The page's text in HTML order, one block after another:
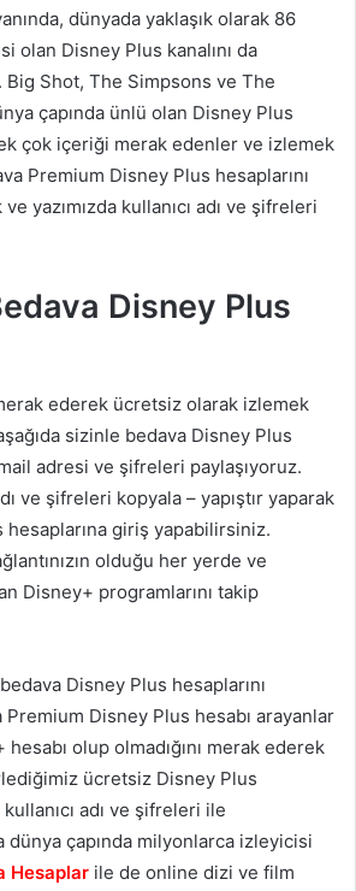
dünyada yaklaşık olarak 86
olan Disney Plus kanalını da
Big Shot, The Simpsons ve The
çapında ünlü olan Disney Plus
çok içeriği merak edenler ve izlemek
Premium Disney Plus hesaplarını
yazımızda kullanıcı adı ve şifreleri
Disney Plus
ederek ücretsiz olarak izlemek
sizinle bedava Disney Plus
adresi ve şifreleri paylaşıyoruz.
ve şifreleri kopyala – yapıştır yaparak
hesaplarına giriş yapabilirsiniz.
olduğu her yerde ve
Disney+ programlarını takip
Disney Plus hesaplarını
Premium Disney Plus hesabı arayanlar
olup olmadığını merak ederek
ücretsiz Disney Plus
kullanıcı adı ve şifreleri ile
dünya çapında milyonlarca izleyicisi
Hesaplar ile de online dizi ve film